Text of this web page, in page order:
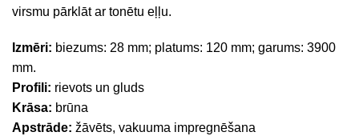
virsmu pārklāt ar tonētu eļļu.
Izmēri: biezums: 28 mm; platums: 120 mm; garums: 3900
mm.
Profili: rievots un gluds
Krāsa: brūna
Apstrāde: žāvēts, vakuuma impregnēšana